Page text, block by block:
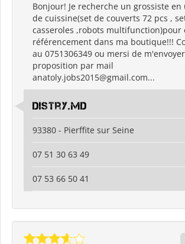
Bonjour! Je recherche un grossiste en
de cuissine(set de couverts 72 pcs ,
casseroles ,robots multifunction)pour
référencement dans ma boutique!!!
au 0751306349 ou mersi de
proposition par mail
anatoly.jobs2015@gmail.com...
Distry.md
93380 - Pierffite sur Seine
07 51 30 63 49
07 53 66 50 41